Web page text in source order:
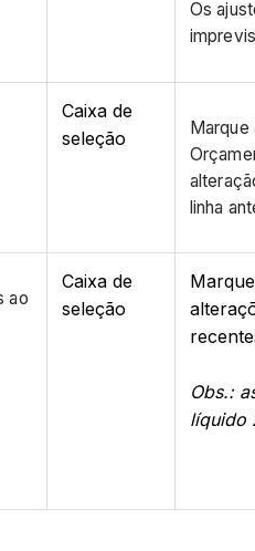
Os
Caixa de
seleção
Marque
linha
ao
Caixa de
seleção
Obs.:
líquido